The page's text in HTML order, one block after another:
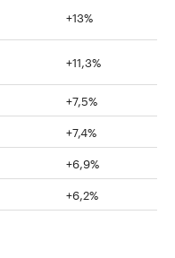
+13%
+11,3%
+7,5%
+7,4%
+6,9%
+6,2%